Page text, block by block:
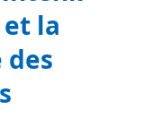
la